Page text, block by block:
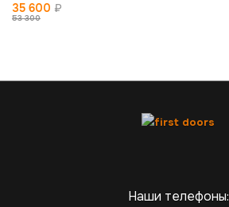
35 600 ₽
53 300
Наши телефоны: